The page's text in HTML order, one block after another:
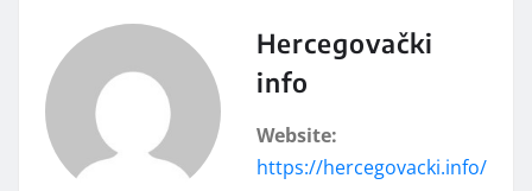
Hercegovački
info
Website:
https://hercegovacki.info/